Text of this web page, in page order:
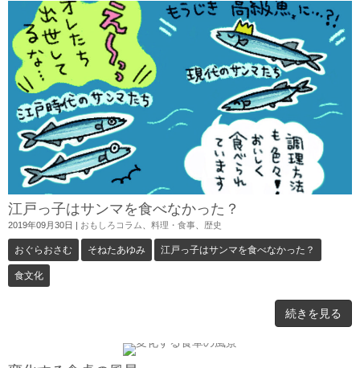
江戸っ子はサンマを食べなかった？
2019年09月30日 おもしろコラム 料理・食事 歴史
おぐらおさむ そねたあゆみ 江戸っ子はサンマを食べなかった？
食文化
続きを見る